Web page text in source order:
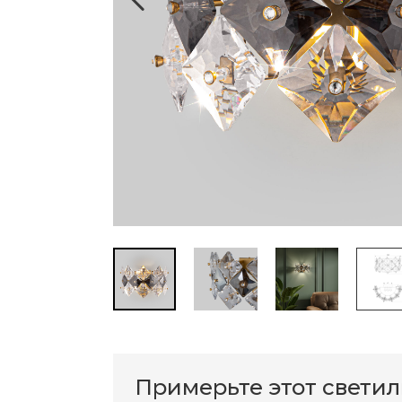
Примерьте этот